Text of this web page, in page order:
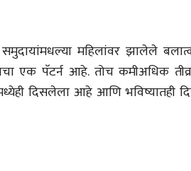
महिलांवर झालेले
एक पॅटर्न आहे. तोच कमीअधिक
दिसलेला आहे आणि भविष्यातही
ही
डॉ. दिलीप शिंदे